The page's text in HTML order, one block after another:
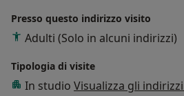
Presso questo indirizzo visito
Adulti (Solo in alcuni indirizzi)
Tipologia di visite
In studio Visualizza gli